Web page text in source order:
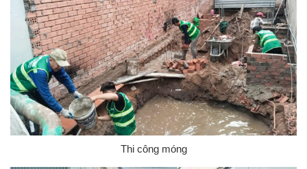
Thi công móng